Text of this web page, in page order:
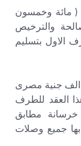
150000 جنية ( مائة وخمسون
والترخيص
الاول بتسليم
( مائة الف جنية مصرى
العقد للطرف
مطابق
جميع وصلات